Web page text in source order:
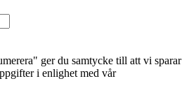
ger du samtycke till att vi sparar
i enlighet med vår